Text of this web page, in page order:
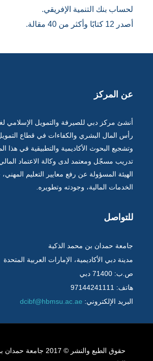
لحساب بنك التنمية الإفريقي.
أصدر 12 كتابًا وأكثر من 40 مقالة.
عن المركز
أنشئ مركز دبي للصيرفة والتمويل الإسلامي
رأس المال البشري والكفاءات في قطاع
وتشجيع البحوث الأكاديمية والتطبيقية في هذا
الهيئة المسؤولة عن رفع معايير التعليم
الخدمات المالية، وجودته وتطويره.
للتواصل
جامعة حمدان بن محمد الذكية
مدينة دبي الأكاديمية، الإمارات العربية المتحدة
ص.ب: 71400 دبي
هاتف: 97144241111
البريد الإلكتروني: dcibf@hbmsu.ac.ae
حقوق الطبع والنشر © 2017